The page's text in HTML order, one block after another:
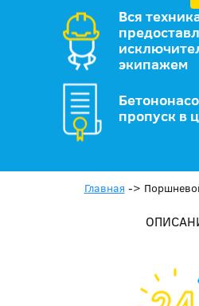
Вся
экипажем
пропуск в
Главная ->